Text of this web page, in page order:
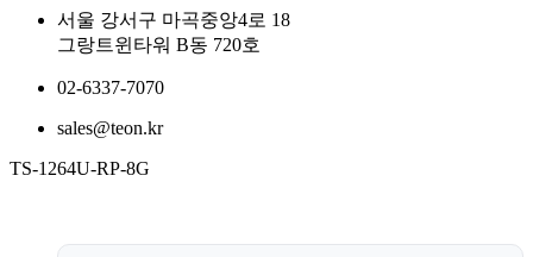
서울 강서구 마곡중앙4로 18
그랑트윈타워 B동 720호
02-6337-7070
sales@teon.kr
TS-1264U-RP-8G